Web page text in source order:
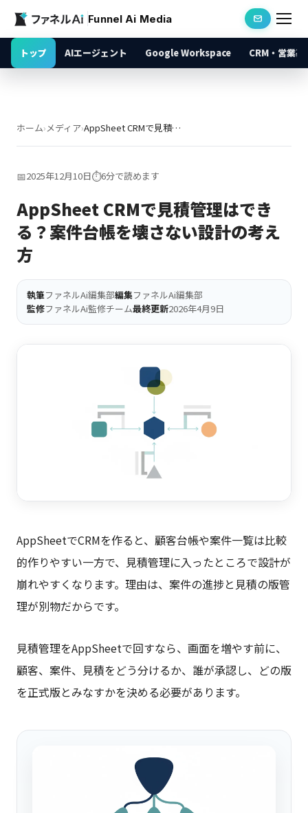
Funnel Ai Media
トップ AIエージェント Google Workspace CRM・営業基
ホーム›メディア› AppSheet CRMで見積管理はできる？案件台帳を壊さない設計の考え方
📅2025年12月10日⏱️6分で読めます
AppSheet CRMで見積管理はでき
る？案件台帳を壊さない設計の考え
方
執筆ファネルAi編集部編集ファネルAi編集部
監修ファネルAi監修チーム最終更新2026年4月9日
AppSheetでCRMを作ると、顧客台帳や案件一覧は比較
的作りやすい一方で、見積管理に入ったところで設計が
崩れやすくなります。理由は、案件の進捗と見積の版管
理が別物だからです。
見積管理をAppSheetで回すなら、画面を増やす前に、
顧客、案件、見積をどう分けるか、誰が承認し、どの版
を正式版とみなすかを決める必要があります。